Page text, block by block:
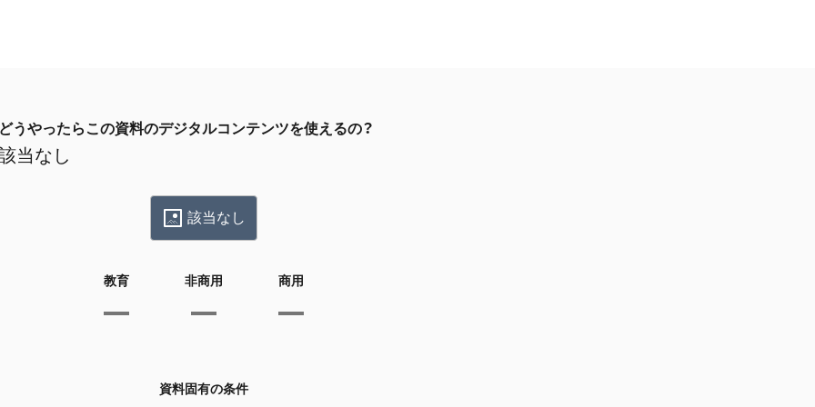
どうやったらこの資料のデジタルコンテンツを使えるの？
当なし
該当なし
教育 非商用 商用
資料固有の条件